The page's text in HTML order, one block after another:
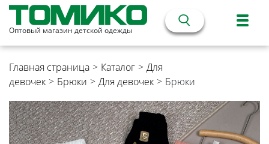
Оптовый магазин детской одежды
Главная страница > Каталог > Для
девочек > Брюки > Для девочек > Брюки